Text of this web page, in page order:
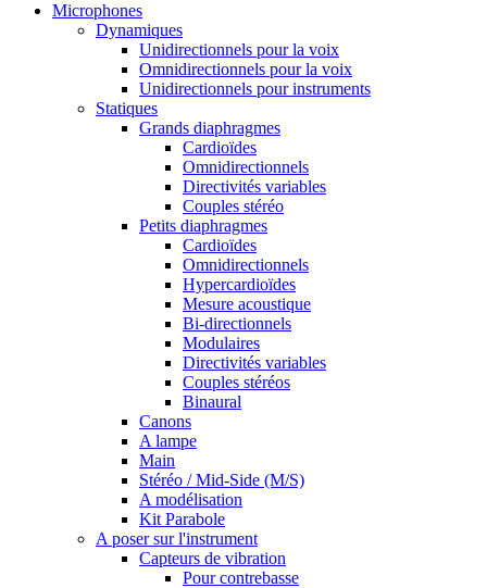
Microphones
Dynamiques
Unidirectionnels pour la voix
Omnidirectionnels pour la voix
Unidirectionnels pour instruments
Statiques
Grands diaphragmes
Cardioïdes
Omnidirectionnels
Directivités variables
Couples stéréo
Petits diaphragmes
Cardioïdes
Omnidirectionnels
Hypercardioïdes
Mesure acoustique
Bi-directionnels
Modulaires
Directivités variables
Couples stéréos
Binaural
Canons
A lampe
Main
Stéréo / Mid-Side (M/S)
A modélisation
Kit Parabole
A poser sur l'instrument
Capteurs de vibration
Pour contrebasse